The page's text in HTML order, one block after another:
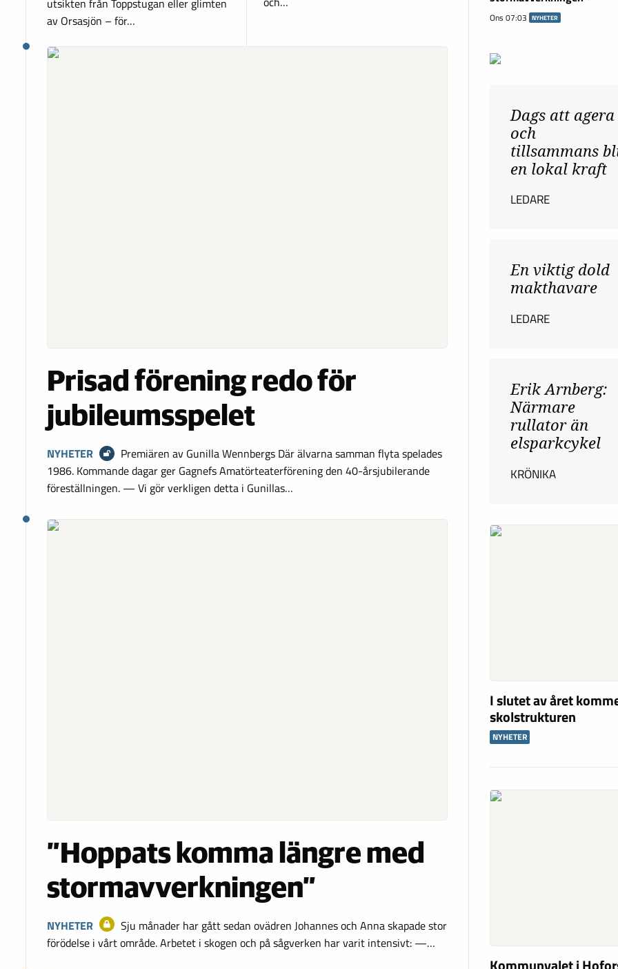
utsikten från Toppstugan eller glimten
av Orsasjön – för…
Prisad förening redo för
jubileumsspelet
NYHETER
Premiären av Gunilla Wennbergs Där älvarna samman flyta spelades
1986. Kommande dagar ger Gagnefs Amatörteaterförening den 40-årsjubilerande
föreställningen. — Vi gör verkligen detta i Gunillas…
”Hoppats komma längre med
stormavverkningen”
NYHETER
Sju månader har gått sedan ovädren Johannes och Anna skapade stor
förödelse i vårt område. Arbetet i skogen och på sågverken har varit intensivt: —…
Ons 07:03 NYHETER
Dags att agera
och
tillsammans
en lokal kraft
LEDARE
En viktig dold
makthavare
LEDARE
Erik Arnberg:
Närmare
rullator än
elsparkcykel
KRÖNIKA
I slutet av året
skolstrukturen
NYHETER